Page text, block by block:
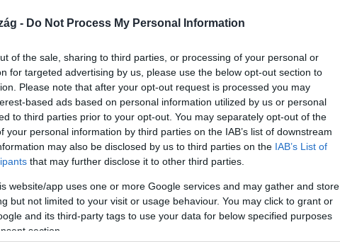
- Do Not Process My Personal Information
of the sale, sharing to third parties, or processing of your personal or
for targeted advertising by us, please use the below opt-out section to
Please note that after your opt-out request is processed you may
based ads based on personal information utilized by us or personal
to third parties prior to your opt-out. You may separately opt-out of the
your personal information by third parties on the IAB’s list of downstream
may also be disclosed by us to third parties on the IAB’s List of
that may further disclose it to other third parties.
website/app uses one or more Google services and may gather and store
but not limited to your visit or usage behaviour. You may click to grant or
and its third-party tags to use your data for below specified purposes
section.